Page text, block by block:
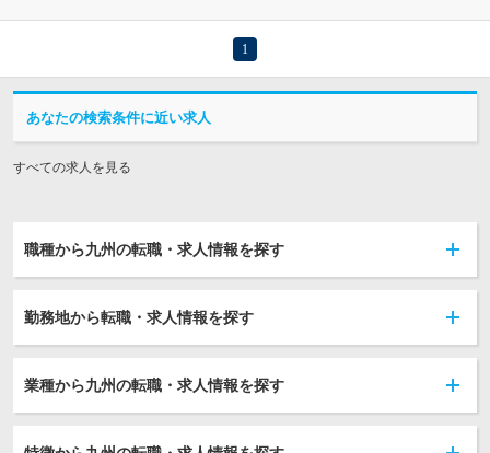
1
あなたの検索条件に近い求人
すべての求人を見る
職種から九州の転職・求人情報を探す
勤務地から転職・求人情報を探す
業種から九州の転職・求人情報を探す